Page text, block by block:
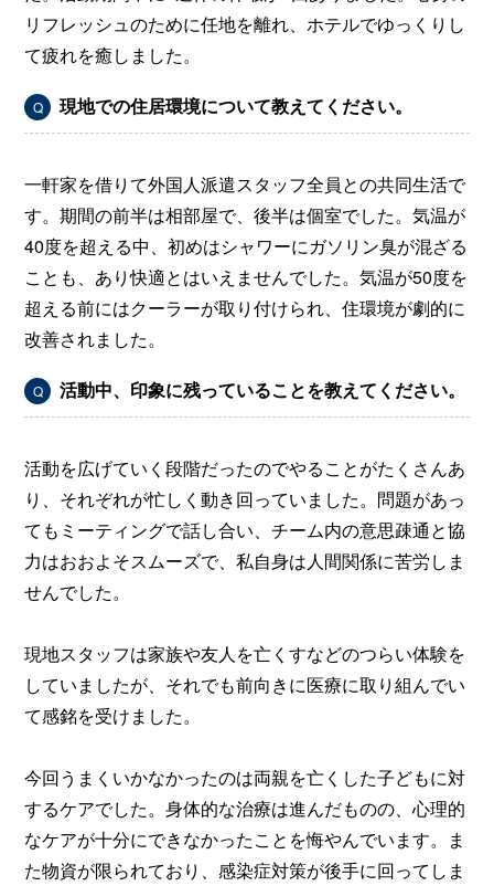
リフレッシュのために任地を離れ、ホテルでゆっくりし
て疲れを癒しました。
Q 現地での住居環境について教えてください。
一軒家を借りて外国人派遣スタッフ全員との共同生活で
す。期間の前半は相部屋で、後半は個室でした。気温が
40度を超える中、初めはシャワーにガソリン臭が混ざる
ことも、あり快適とはいえませんでした。気温が50度を
超える前にはクーラーが取り付けられ、住環境が劇的に
改善されました。
Q 活動中、印象に残っていることを教えてください。
活動を広げていく段階だったのでやることがたくさんあ
り、それぞれが忙しく動き回っていました。問題があっ
てもミーティングで話し合い、チーム内の意思疎通と協
力はおおよそスムーズで、私自身は人間関係に苦労しま
せんでした。
現地スタッフは家族や友人を亡くすなどのつらい体験を
していましたが、それでも前向きに医療に取り組んでい
て感銘を受けました。
今回うまくいかなかったのは両親を亡くした子どもに対
するケアでした。身体的な治療は進んだものの、心理的
なケアが十分にできなかったことを悔やんでいます。ま
た物資が限られており、感染症対策が後手に回ってしま